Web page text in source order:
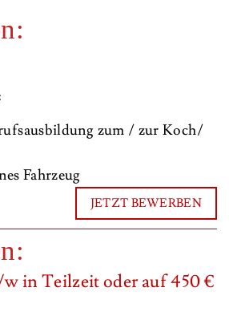
zum / zur Koch/
Fahrzeug
JETZT BEWERBEN
in Teilzeit oder auf 450 €